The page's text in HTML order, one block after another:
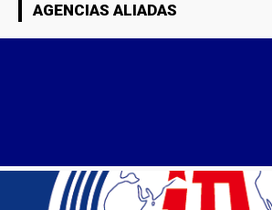
AGENCIAS ALIADAS